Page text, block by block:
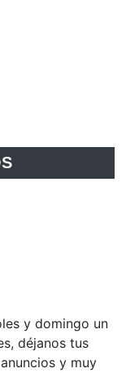
y domingo un
déjanos tus
y muy